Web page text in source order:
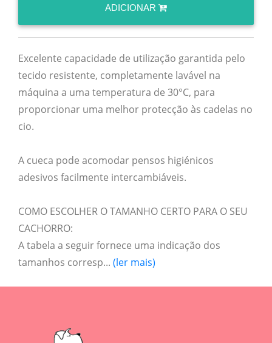
ADICIONAR
Excelente capacidade de utilização garantida pelo
tecido resistente, completamente lavável na
máquina a uma temperatura de 30°C, para
proporcionar uma melhor protecção às cadelas no
cio.
A cueca pode acomodar pensos higiénicos
adesivos facilmente intercambiáveis.
COMO ESCOLHER O TAMANHO CERTO PARA O SEU
CACHORRO:
A tabela a seguir fornece uma indicação dos
tamanhos corresp... (ler mais)